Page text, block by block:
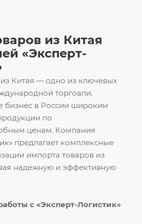
Китая — одно из ключевых
торговли,
бизнес в России широким
по
ценам. Компания
предлагает комплексные
импорта товаров из
надежную и эффективную
с «Эксперт-Логистик»
из Китая
«Эксперт-